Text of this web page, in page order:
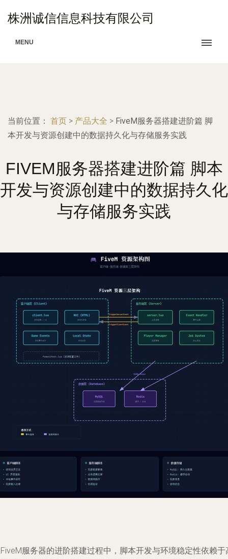
株洲诚信信息科技有限公司
MENU
当前位置： 首页 > 产品大全 > FiveM服务器搭建进阶篇 脚
本开发与资源创建中的数据持久化与存储服务实践
FIVEM服务器搭建进阶篇 脚本
开发与资源创建中的数据持久化
与存储服务实践
服务器的进阶搭建过程中，脚本开发与环境稳定性依赖于